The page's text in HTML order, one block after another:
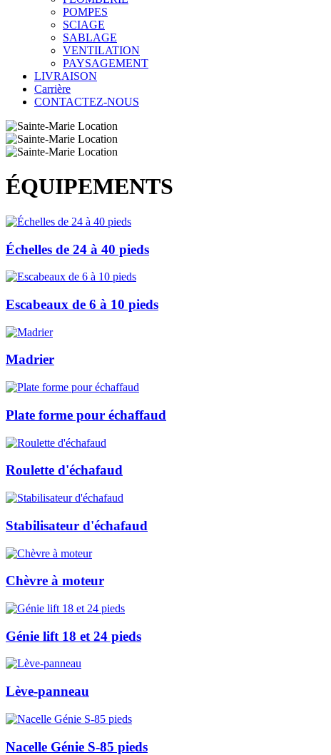
POMPES
SCIAGE
SABLAGE
VENTILATION
PAYSAGEMENT
LIVRAISON
Carrière
CONTACTEZ-NOUS
ÉQUIPEMENTS
Échelles de 24 à 40 pieds
Escabeaux de 6 à 10 pieds
Madrier
Plate forme pour échaffaud
Roulette d'échafaud
Stabilisateur d'échafaud
Chèvre à moteur
Génie lift 18 et 24 pieds
Lève-panneau
Nacelle Génie S-85 pieds